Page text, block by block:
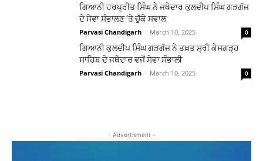
ਗਿਆਨੀ ਹਰਪ੍ਰੀਤ ਸਿੰਘ ਨੇ ਜਥੇਦਾਰ ਕੁਲਦੀਪ ਸਿੰਘ ਗੜਗੱਜ
ਦੇ ਸੇਵਾ ਸੰਭਾਲਣ ’ਤੇ ਚੁੱਕੇ ਸਵਾਲ
Parvasi Chandigarh - March 10, 2025 0
ਗਿਆਨੀ ਕੁਲਦੀਪ ਸਿੰਘ ਗੜਗੱਜ ਨੇ ਤਖ਼ਤ ਸ੍ਰੀ ਕੇਸਗੜ੍ਹ
ਸਾਹਿਬ ਦੇ ਜਥੇਦਾਰ ਵਜੋਂ ਸੇਵਾ ਸੰਭਾਲੀ
Parvasi Chandigarh - March 10, 2025 0
- Advertisment -